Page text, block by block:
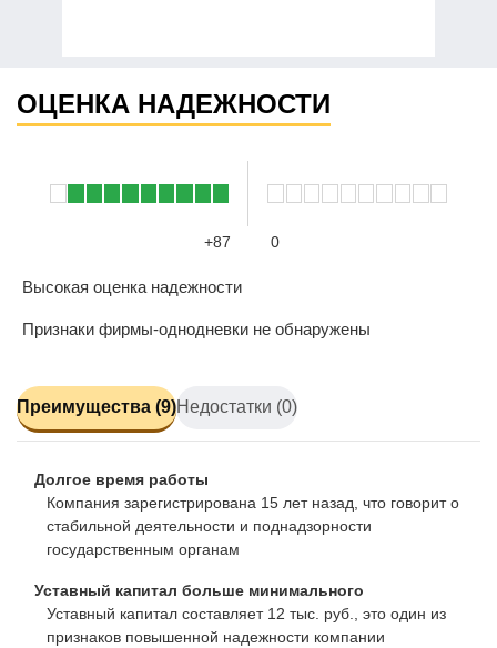
ОЦЕНКА НАДЕЖНОСТИ
+87 0
Высокая оценка надежности
Признаки фирмы-однодневки не обнаружены
Преимущества (9)Недостатки (0)
Долгое время работы
Компания зарегистрирована 15 лет назад, что говорит о
стабильной деятельности и поднадзорности
государственным органам
Уставный капитал больше минимального
Уставный капитал составляет 12 тыс. руб., это один из
признаков повышенной надежности компании